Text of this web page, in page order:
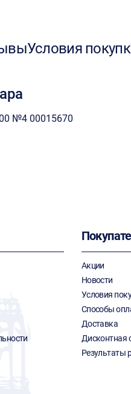
Условия
№4 00015670
Акции
Новости
Условия
Способы
Доставка
Дисконтная
Результаты